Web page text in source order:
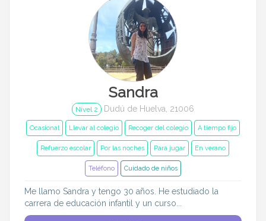
Sandra
Nivel 2 Dudú de Huelva, 21006
Ocasional Llevar al colegio Recoger del colegio A tiempo fijo
Refuerzo escolar Por las noches Para jugar En verano
Teléfono Cuidado de niños
Me llamo Sandra y tengo 30 años. He estudiado la
carrera de educación infantil y un curso...